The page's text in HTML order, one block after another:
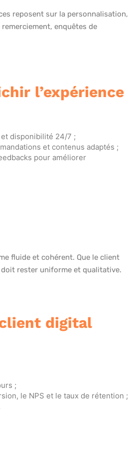
reposent sur la personnalisation,
enquêtes de
l’expérience
disponibilité 24/7 ;
et contenus adaptés ;
pour améliorer
fluide et cohérent. Que le client
rester uniforme et qualitative.
digital
;
le NPS et le taux de rétention ;